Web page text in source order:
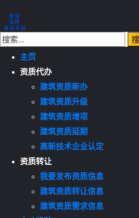
主页
资质代办
建筑资质新办
建筑资质升级
建筑资质增项
建筑资质延期
高新技术企业认定
资质转让
我要发布资质信息
建筑资质转让信息
建筑资质需求信息